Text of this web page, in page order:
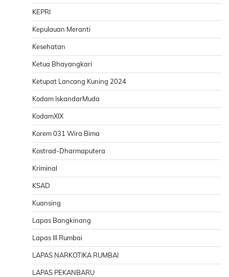
KEPRI
Kepulauan Meranti
Kesehatan
Ketua Bhayangkari
Ketupat Lancang Kuning 2024
Kodam IskandarMuda
KodamXIX
Korem 031 Wira Bima
Kostrad-Dharmaputera
Kriminal
KSAD
Kuansing
Lapas Bangkinang
Lapas III Rumbai
LAPAS NARKOTIKA RUMBAI
LAPAS PEKANBARU